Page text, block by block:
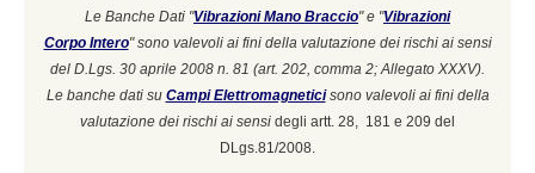
Le Banche Dati "Vibrazioni Mano Braccio" e "Vibrazioni
Corpo Intero"sono valevoli ai fini della valutazione dei rischi ai sensi
del D.Lgs. 30 aprile 2008 n. 81 (art. 202, comma 2; Allegato XXXV).
Le banche dati su Campi Elettromagneticisono valevoli ai fini della
valutazione dei rischi ai sensi degli artt. 28, 181 e 209 del
DLgs.81/2008.